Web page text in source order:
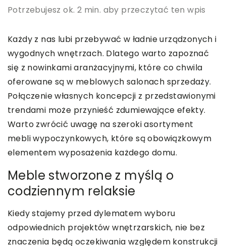
Potrzebujesz ok. 2 min. aby przeczytać ten wpis
Każdy z nas lubi przebywać w ładnie urządzonych i
wygodnych wnętrzach. Dlatego warto zapoznać
się z nowinkami aranżacyjnymi, które co chwila
oferowane są w meblowych salonach sprzedaży.
Połączenie własnych koncepcji z przedstawionymi
trendami może przynieść zdumiewające efekty.
Warto zwrócić uwagę na szeroki asortyment
mebli wypoczynkowych, które są obowiązkowym
elementem wyposażenia każdego domu.
Meble stworzone z myślą o
codziennym relaksie
Kiedy stajemy przed dylematem wyboru
odpowiednich projektów wnętrzarskich, nie bez
znaczenia będą oczekiwania względem konstrukcji